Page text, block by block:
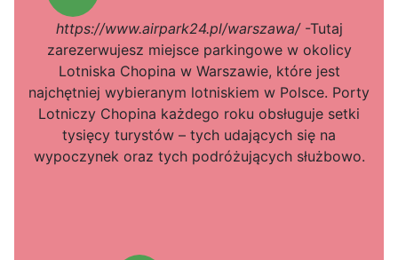
https://www.airpark24.pl/warszawa/-Tutaj
zarezerwujesz miejsce parkingowe w okolicy
Lotniska Chopina w Warszawie, które jest
najchętniej wybieranym lotniskiem w Polsce. Porty
Lotniczy Chopina każdego roku obsługuje setki
tysięcy turystów – tych udających się na
wypoczynek oraz tych podróżujących służbowo.